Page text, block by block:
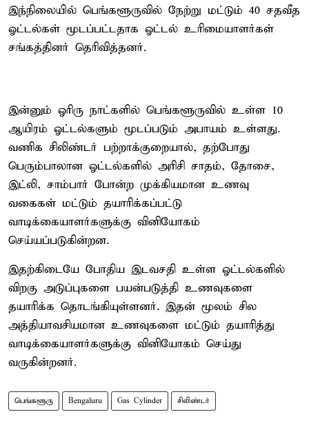
இந்நிலையில் பெங்களூருவில் நேற்று மட்டும் 40 சதவீத
ஓட்டல்கள் மூடப்பட்டதாக ஓட்டல் உரிமையாளர்கள்
சங்கத்தினர் தெரிவித்தனர்.
இன்னும் ஓரிரு நாட்களில் பெங்களூருவில் உள்ள 10
ஆயிரம் ஓட்டல்களும் மூடப்படும் அபாயம் உள்ளது.
வணிக சிலிண்டர் பற்றாக்குறையால், தற்போது
பெரும்பாலான ஓட்டல்களில் அரிசி சாதம், தோசை,
இட்லி, சாம்பார் போன்ற முக்கியமான உணவு
வகைகள் மட்டும் தயாரிக்கப்பட்டு
வாடிக்கையாளர்களுக்கு வினியோகம்
செய்யப்படுகின்றன.
இதற்கிடையே போதிய இடவசதி உள்ள ஓட்டல்களில்
விறகு அடுப்புகளை பயன்படுத்தி உணவுகளை
தயாரிக்க தொடங்கியுள்ளனர். இதன் மூலம் சில
அத்தியாவசியமான உணவுகளை மட்டும் தயாரித்து
வாடிக்கையாளர்களுக்கு வினியோகம் செய்து
வருகின்றனர்.
பெங்களூரு Bengaluru Gas Cylinder சிலிண்டர்